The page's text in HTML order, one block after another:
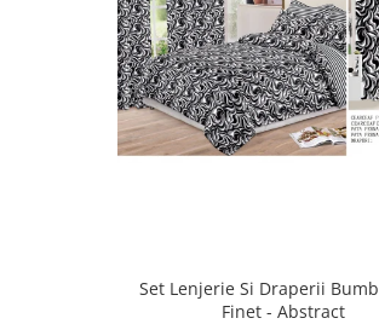
Set Lenjerie Si Draperii Bumbac Tip
Finet - Abstract